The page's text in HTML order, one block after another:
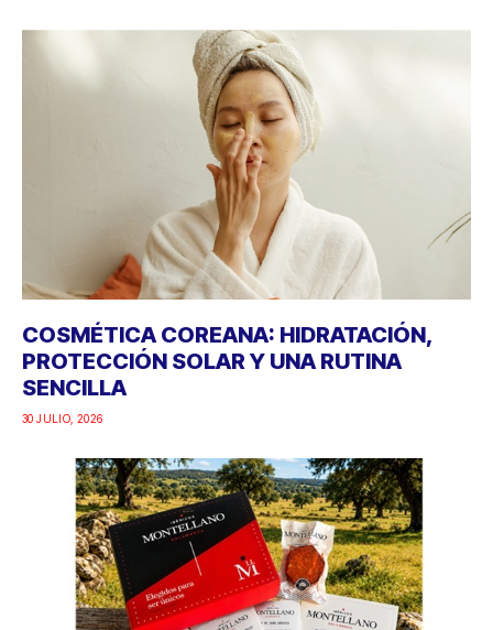
COSMÉTICA COREANA: HIDRATACIÓN,
PROTECCIÓN SOLAR Y UNA RUTINA
SENCILLA
30 JULIO, 2026